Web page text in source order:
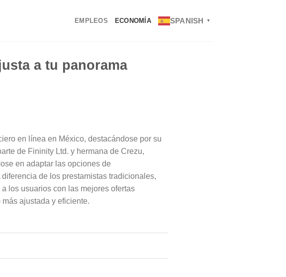
EMPLEOS ECONOMÍA SPANISH ▼
a tu panorama
en línea en México, destacándose por su
de Fininity Ltd. y hermana de Crezu,
en adaptar las opciones de
de los prestamistas tradicionales,
los usuarios con las mejores ofertas
ajustada y eficiente.